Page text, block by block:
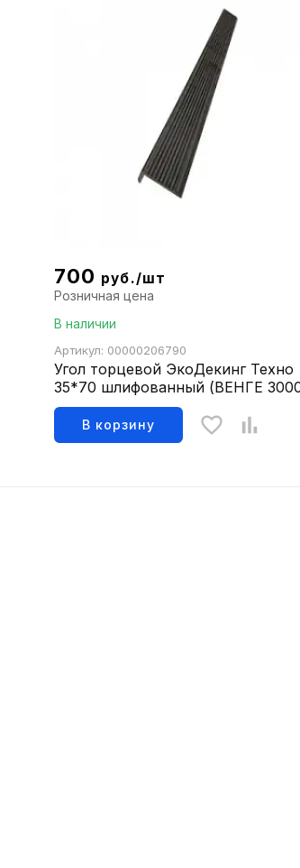
700 руб./шт
Розничная цена
В наличии
Артикул: 00000206790
Угол торцевой ЭкоДекинг Техно
35*70 шлифованный (ВЕНГЕ
В корзину